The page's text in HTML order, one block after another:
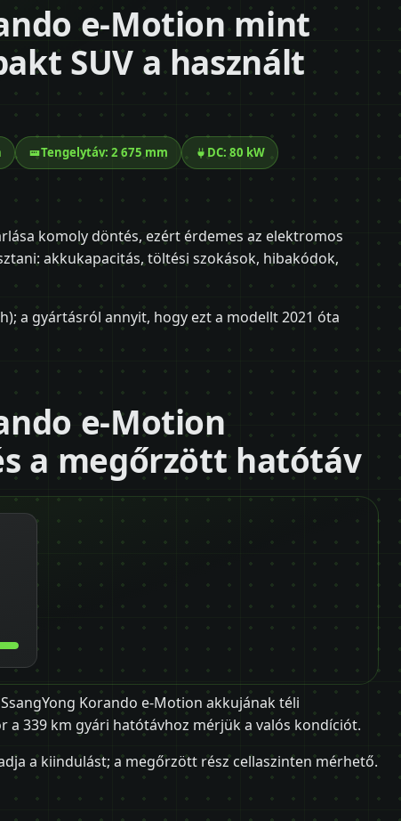
e-Motion mint
SUV a használt
Tengelytáv: 2 675 mm DC: 80 kW
komoly döntés, ezért érdemes az elektromos
akkukapacitás, töltési szokások, hibakódok,
a gyártásról annyit, hogy ezt a modellt 2021 óta
e-Motion
a megőrzött hatótáv
Korando e-Motion akkujának téli
a 339 km gyári hatótávhoz mérjük a valós kondíciót.
a kiindulást; a megőrzött rész cellaszinten mérhető.